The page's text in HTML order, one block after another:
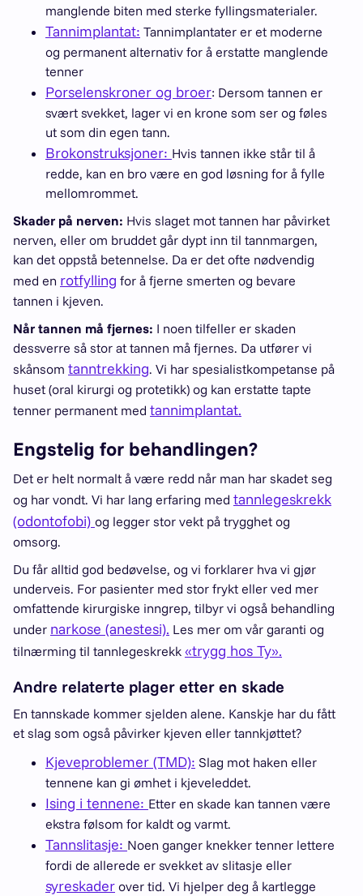
manglende biten med sterke fyllingsmaterialer.
Tannimplantat: Tannimplantater er et moderne
og permanent alternativ for å erstatte manglende
tenner
Porselenskroner og broer: Dersom tannen er
svært svekket, lager vi en krone som ser og føles
ut som din egen tann.
Brokonstruksjoner: Hvis tannen ikke står til å
redde, kan en bro være en god løsning for å fylle
mellomrommet.
Skader på nerven: Hvis slaget mot tannen har påvirket
nerven, eller om bruddet går dypt inn til tannmargen,
kan det oppstå betennelse. Da er det ofte nødvendig
med en rotfylling for å fjerne smerten og bevare
tannen i kjeven.
Når tannen må fjernes: I noen tilfeller er skaden
dessverre så stor at tannen må fjernes. Da utfører vi
skånsom tanntrekking. Vi har spesialistkompetanse på
huset (oral kirurgi og protetikk) og kan erstatte tapte
tenner permanent med tannimplantat.
Engstelig for behandlingen?
Det er helt normalt å være redd når man har skadet seg
og har vondt. Vi har lang erfaring med tannlegeskrekk
(odontofobi) og legger stor vekt på trygghet og
omsorg.
Du får alltid god bedøvelse, og vi forklarer hva vi gjør
underveis. For pasienter med stor frykt eller ved mer
omfattende kirurgiske inngrep, tilbyr vi også behandling
under narkose (anestesi). Les mer om vår garanti og
tilnærming til tannlegeskrekk «trygg hos Ty».
Andre relaterte plager etter en skade
En tannskade kommer sjelden alene. Kanskje har du fått
et slag som også påvirker kjeven eller tannkjøttet?
Kjeveproblemer (TMD): Slag mot haken eller
tennene kan gi ømhet i kjeveleddet.
Ising i tennene: Etter en skade kan tannen være
ekstra følsom for kaldt og varmt.
Tannslitasje: Noen ganger knekker tenner lettere
fordi de allerede er svekket av slitasje eller
syreskader over tid. Vi hjelper deg å kartlegge